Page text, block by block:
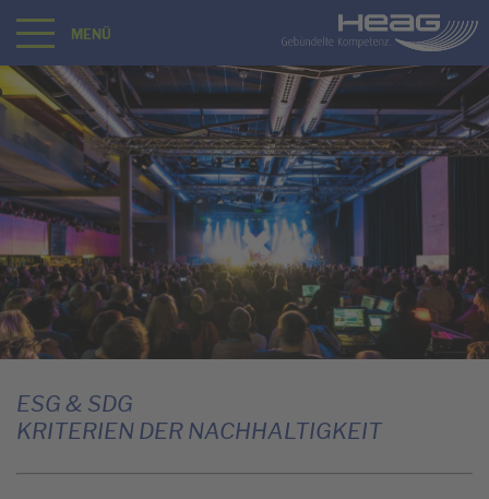
MENÜ
ESG & SDG
KRITERIEN DER NACHHALTIGKEIT